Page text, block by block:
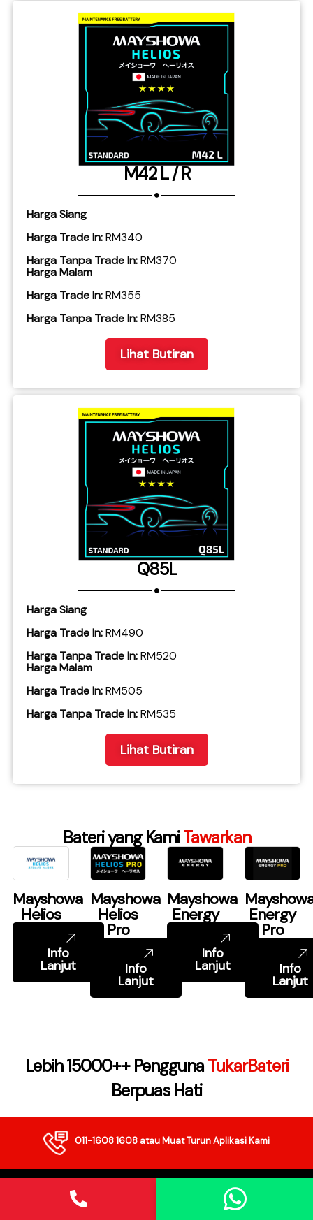
M42 L / R
Harga Siang
Harga Trade In:RM340
Harga Tanpa Trade In:RM370
Harga Malam
Harga Trade In:RM355
​Harga Tanpa Trade In:RM385
Lihat Butiran
Q85L
Harga Siang
Harga Trade In:RM490
Harga Tanpa Trade In:RM520
Harga Malam
Harga Trade In:RM505
​Harga Tanpa Trade In:RM535
Lihat Butiran
Bateri yang KamiTawarkan
Mayshowa
Helios
Info
Lanjut
Mayshowa
Helios
Pro
Info
Lanjut
Mayshowa
Energy
Info
Lanjut
Energy
Pro
Info
Lanjut
Lebih 15000++ PenggunaTukarBateri
Berpuas Hati
011-1608 1608atau Muat Turun Aplikasi Kami
TukarBateri Sdn Bhd (1403907-M)
TukarBateri adalah penyedia perkhidmatan penggantian